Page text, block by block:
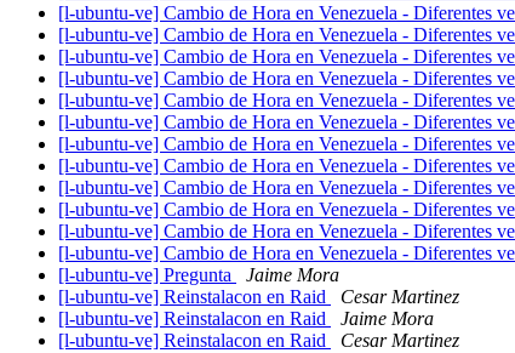
[l-ubuntu-ve] Cambio de Hora en Venezuela - Diferentes
[l-ubuntu-ve] Cambio de Hora en Venezuela - Diferentes
[l-ubuntu-ve] Cambio de Hora en Venezuela - Diferentes
[l-ubuntu-ve] Cambio de Hora en Venezuela - Diferentes
[l-ubuntu-ve] Cambio de Hora en Venezuela - Diferentes
[l-ubuntu-ve] Cambio de Hora en Venezuela - Diferentes
[l-ubuntu-ve] Cambio de Hora en Venezuela - Diferentes
[l-ubuntu-ve] Cambio de Hora en Venezuela - Diferentes
[l-ubuntu-ve] Cambio de Hora en Venezuela - Diferentes
[l-ubuntu-ve] Cambio de Hora en Venezuela - Diferentes
[l-ubuntu-ve] Cambio de Hora en Venezuela - Diferentes
[l-ubuntu-ve] Cambio de Hora en Venezuela - Diferentes
[l-ubuntu-ve] Pregunta
Jaime Mora
[l-ubuntu-ve] Reinstalacon en Raid
Cesar Martinez
[l-ubuntu-ve] Reinstalacon en Raid
Jaime Mora
[l-ubuntu-ve] Reinstalacon en Raid
Cesar Martinez